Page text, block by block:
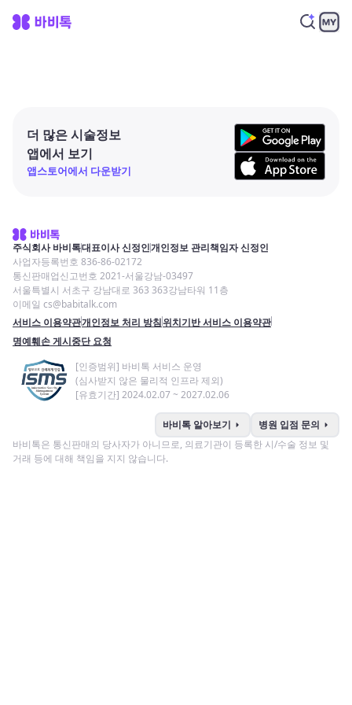
더 많은 시술정보
앱에서 보기
앱스토어에서 다운받기
주식회사 바비톡대표이사 신정인개인정보 관리책임자 신정인
사업자등록번호 836-86-02172
통신판매업신고번호 2021-서울강남-03497
서울특별시 서초구 강남대로 363 363강남타워 11층
이메일 cs@babitalk.com
서비스 이용약관개인정보 처리 방침위치기반 서비스 이용약관
명예훼손 게시중단 요청
[인증범위] 바비톡 서비스 운영
(심사받지 않은 물리적 인프라 제외)
[유효기간] 2024.02.07 ~ 2027.02.06
바비톡 알아보기 arrow_right 병원 입점 문의 arrow_right
바비톡은 통신판매의 당사자가 아니므로, 의료기관이 등록한 시/수술 정보 및
거래 등에 대해 책임을 지지 않습니다.